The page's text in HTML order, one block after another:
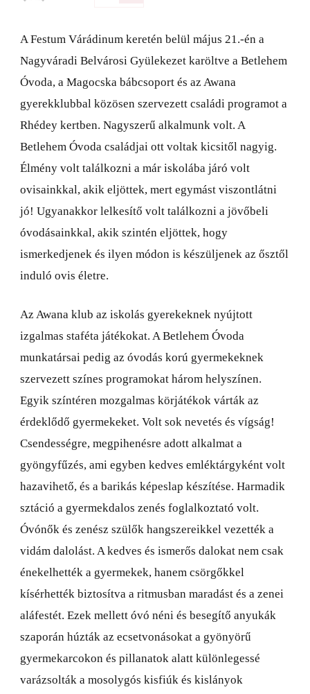
A Festum Várádinum keretén belül május 21.-én a
Nagyváradi Belvárosi Gyülekezet karöltve a Betlehem
Óvoda, a Magocska bábcsoport és az Awana
gyerekklubbal közösen szervezett családi programot a
Rhédey kertben. Nagyszerű alkalmunk volt. A
Betlehem Óvoda családjai ott voltak kicsitől nagyig.
Élmény volt találkozni a már iskolába járó volt
ovisainkkal, akik eljöttek, mert egymást viszontlátni
jó! Ugyanakkor lelkesítő volt találkozni a jövőbeli
óvodásainkkal, akik szintén eljöttek, hogy
ismerkedjenek és ilyen módon is készüljenek az ősztől
induló ovis életre.
Az Awana klub az iskolás gyerekeknek nyújtott
izgalmas staféta játékokat. A Betlehem Óvoda
munkatársai pedig az óvodás korú gyermekeknek
szervezett színes programokat három helyszínen.
Egyik színtéren mozgalmas körjátékok várták az
érdeklődő gyermekeket. Volt sok nevetés és vígság!
Csendességre, megpihenésre adott alkalmat a
gyöngyfűzés, ami egyben kedves emléktárgyként volt
hazavihető, és a barikás képeslap készítése. Harmadik
sztáció a gyermekdalos zenés foglalkoztató volt.
Óvónők és zenész szülők hangszereikkel vezették a
vidám dalolást. A kedves és ismerős dalokat nem csak
énekelhették a gyermekek, hanem csörgőkkel
kísérhették biztosítva a ritmusban maradást és a zenei
aláfestét. Ezek mellett óvó néni és besegítő anyukák
szaporán húzták az ecsetvonásokat a gyönyörű
gyermekarcokon és pillanatok alatt különlegessé
varázsolták a mosolygós kisfiúk és kislányok